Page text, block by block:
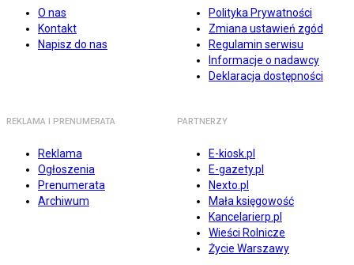
O nas
Kontakt
Napisz do nas
Polityka Prywatności
Zmiana ustawień zgód
Regulamin serwisu
Informacje o nadawcy
Deklaracja dostępności
REKLAMA I PRENUMERATA
Reklama
Ogłoszenia
Prenumerata
Archiwum
PARTNERZY
E-kiosk.pl
E-gazety.pl
Nexto.pl
Mała księgowość
Kancelarierp.pl
Wieści Rolnicze
Życie Warszawy